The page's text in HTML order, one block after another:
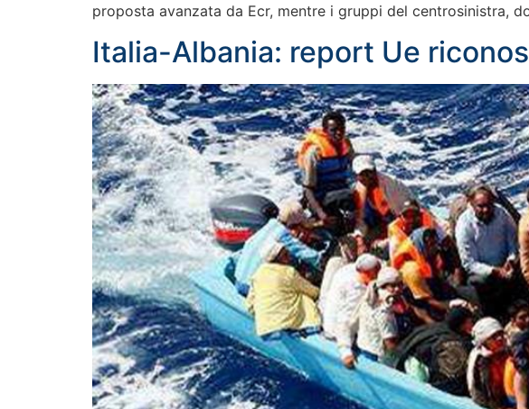
proposta avanzata da Ecr, mentre i gruppi del centrosinistra,
Italia-Albania: report Ue